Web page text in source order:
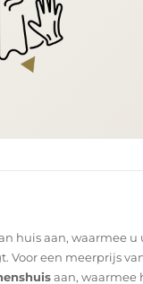
huis aan, waarmee u
Voor een meerprijs
aan, waarmee